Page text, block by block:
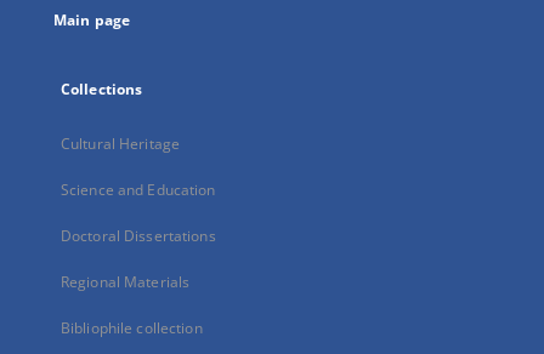
Main page
Collections
Cultural Heritage
Science and Education
Doctoral Dissertations
Regional Materials
Bibliophile collection